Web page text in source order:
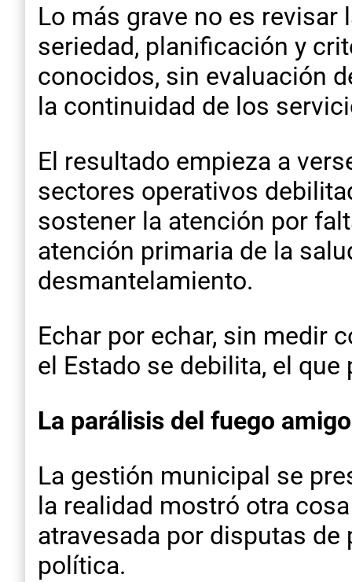
Lo más grave no es
seriedad, planificación y
conocidos, sin evaluación
la continuidad de los
El resultado empieza a
sectores operativos
sostener la atención por
atención primaria de la
desmantelamiento.
Echar por echar, sin medir
el Estado se debilita, el
La parálisis del fuego amigo
La gestión municipal se
la realidad mostró otra
atravesada por disputas
política.